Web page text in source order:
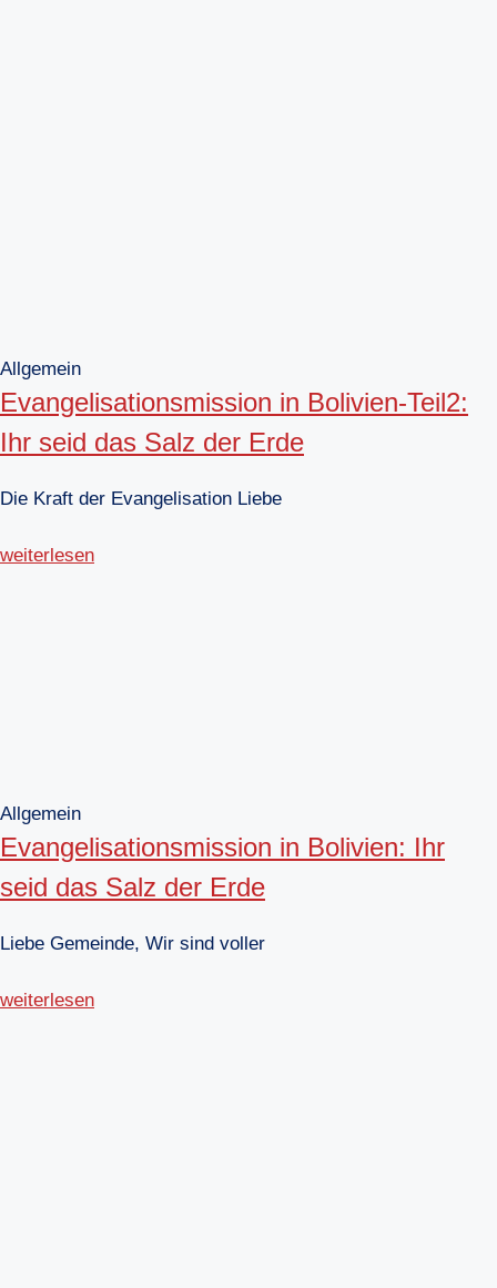
Allgemein
Evangelisationsmission in Bolivien-Teil2:
Ihr seid das Salz der Erde
Die Kraft der Evangelisation Liebe
weiterlesen
Allgemein
Evangelisationsmission in Bolivien: Ihr
seid das Salz der Erde
Liebe Gemeinde, Wir sind voller
weiterlesen